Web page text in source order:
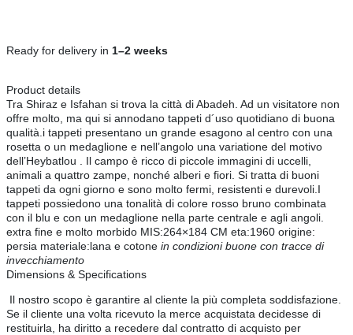
Ready for delivery in 1–2 weeks
Product details
Tra Shiraz e Isfahan si trova la città di Abadeh. Ad un visitatore non
offre molto, ma qui si annodano tappeti d´uso quotidiano di buona
qualità.i tappeti presentano un grande esagono al centro con una
rosetta o un medaglione e nell’angolo una variatione del motivo
dell’Heybatlou . Il campo è ricco di piccole immagini di uccelli,
animali a quattro zampe, nonché alberi e fiori. Si tratta di buoni
tappeti da ogni giorno e sono molto fermi, resistenti e durevoli.I
tappeti possiedono una tonalità di colore rosso bruno combinata
con il blu e con un medaglione nella parte centrale e agli angoli.
extra fine e molto morbido MIS:264×184 CM eta:1960 origine:
persia materiale:lana e cotone in condizioni buone con tracce di
invecchiamento
Dimensions & Specifications
Il nostro scopo è garantire al cliente la più completa soddisfazione.
Se il cliente una volta ricevuto la merce acquistata decidesse di
restituirla, ha diritto a recedere dal contratto di acquisto per